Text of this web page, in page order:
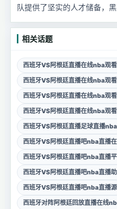
队提供了坚实的人才储备，
相关话题
西班牙VS阿根廷直播在线nba观
西班牙VS阿根廷直播在线nba观
西班牙VS阿根廷直播在线nba观
西班牙VS阿根廷直播在线nba观
西班牙VS阿根廷直播足球直播nba
西班牙VS阿根廷直播吧nba直播
西班牙VS阿根廷直播吧nba直播
西班牙VS阿根廷直播吧nba直播
西班牙VS阿根廷直播吧nba直播源
西班牙对阵阿根廷回放直播在线